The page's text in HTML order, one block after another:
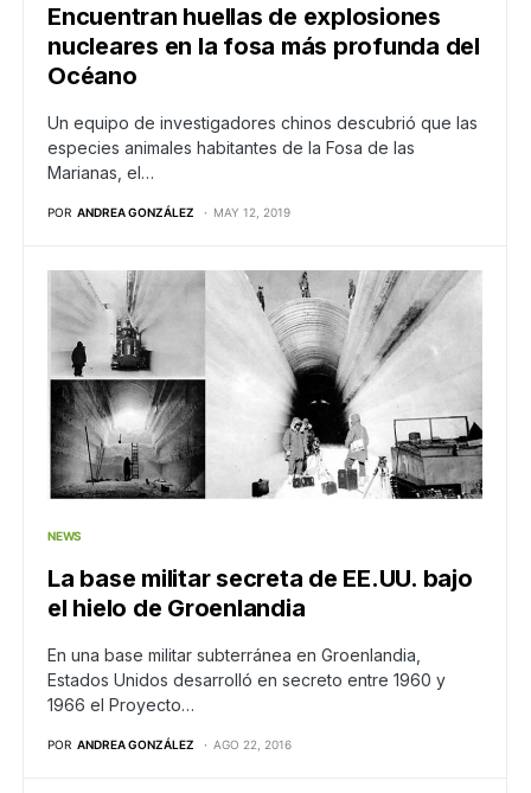
Encuentran huellas de explosiones
nucleares en la fosa más profunda del
Océano
Un equipo de investigadores chinos descubrió que las
especies animales habitantes de la Fosa de las
Marianas, el…
POR ANDREA GONZÁLEZ MAY 12, 2019
NEWS
La base militar secreta de EE.UU. bajo
el hielo de Groenlandia
En una base militar subterránea en Groenlandia,
Estados Unidos desarrolló en secreto entre 1960 y
1966 el Proyecto…
POR ANDREA GONZÁLEZ AGO 22, 2016